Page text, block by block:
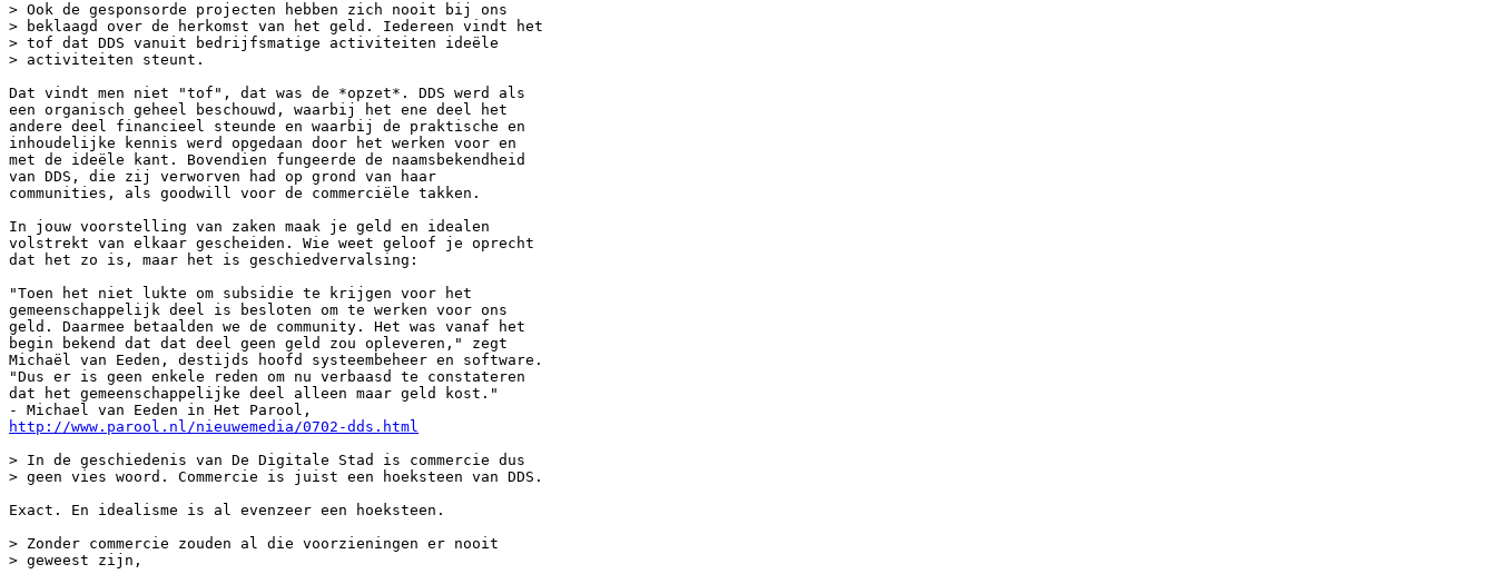
> Ook de gesponsorde projecten hebben zich nooit bij ons
> beklaagd over de herkomst van het geld. Iedereen vindt het
> tof dat DDS vanuit bedrijfsmatige activiteiten ideële
> activiteiten steunt.
Dat vindt men niet "tof", dat was de *opzet*. DDS werd als
een organisch geheel beschouwd, waarbij het ene deel het
andere deel financieel steunde en waarbij de praktische en
inhoudelijke kennis werd opgedaan door het werken voor en
met de ideële kant. Bovendien fungeerde de naamsbekendheid
van DDS, die zij verworven had op grond van haar
communities, als goodwill voor de commerciële takken.
In jouw voorstelling van zaken maak je geld en idealen
volstrekt van elkaar gescheiden. Wie weet geloof je oprecht
dat het zo is, maar het is geschiedvervalsing:
"Toen het niet lukte om subsidie te krijgen voor het
gemeenschappelijk deel is besloten om te werken voor ons
geld. Daarmee betaalden we de community. Het was vanaf het
begin bekend dat dat deel geen geld zou opleveren," zegt
Michaël van Eeden, destijds hoofd systeembeheer en software.
"Dus er is geen enkele reden om nu verbaasd te constateren
dat het gemeenschappelijke deel alleen maar geld kost."
http://www.parool.nl/nieuwemedia/0702-dds.html
> In de geschiedenis van De Digitale Stad is commercie dus
> geen vies woord. Commercie is juist een hoeksteen van DDS.
Exact. En idealisme is al evenzeer een hoeksteen.
> Zonder commercie zouden al die voorzieningen er nooit
> geweest zijn,